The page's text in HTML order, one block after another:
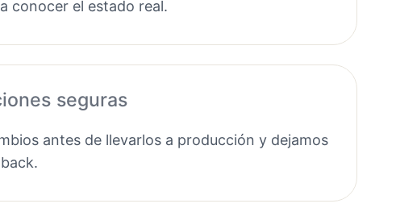
conocer el estado real.
seguras
antes de llevarlos a producción y dejamos